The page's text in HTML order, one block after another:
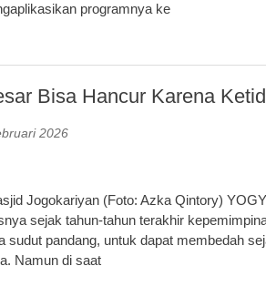
programnya ke
Bisa Hancur Karena
2026
Jogokariyan (Foto: Azka Qintory)
sejak tahun-tahun terakhir
sudut pandang, untuk dapat membedah
Namun di saat